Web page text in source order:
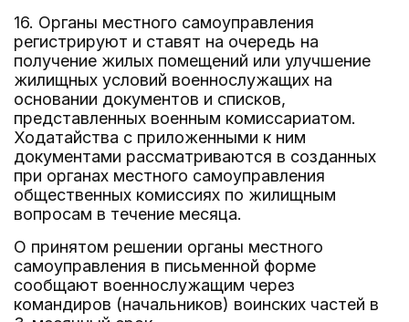
16. Органы местного самоуправления
регистрируют и ставят на очередь на
получение жилых помещений или улучшение
жилищных условий военнослужащих на
основании документов и списков,
представленных военным комиссариатом.
Ходатайства с приложенными к ним
документами рассматриваются в созданных
при органах местного самоуправления
общественных комиссиях по жилищным
вопросам в течение месяца.
О принятом решении органы местного
самоуправления в письменной форме
сообщают военнослужащим через
командиров (начальников) воинских частей в